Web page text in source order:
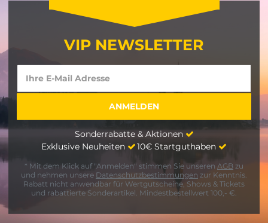
VIP NEWSLETTER
Sonderrabatte & Aktionen
Exklusive Neuheiten
10€ Startguthaben
* Mit dem Klick auf "Anmelden" stimmen Sie unseren AGB zu
und nehmen unsere Datenschutzbestimmungen zur Kenntnis.
Rabatt nicht anwendbar für Wertgutscheine, Shows & Tickets
und rabattierte Sonderartikel. Mindestbestellwert 100,- €.